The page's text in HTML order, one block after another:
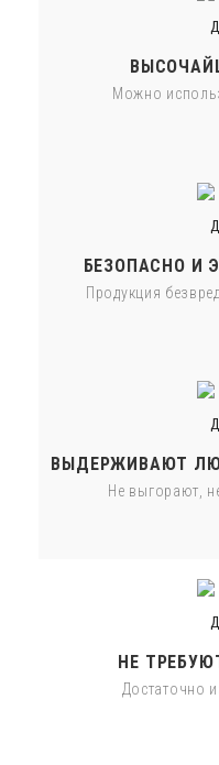
Можно
БЕЗОПАСНО И
Продукция
ВЫДЕРЖИВАЮТ
Не выгорают,
НЕ
Достаточно